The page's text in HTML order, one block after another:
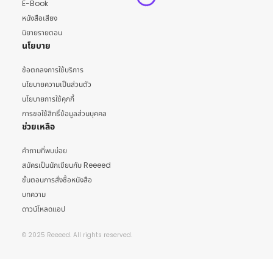
E-Book
หนังสือเสียง
นิยายรายตอน
นโยบาย
ข้อตกลงการใช้บริการ
นโยบายความเป็นส่วนตัว
นโยบายการใช้คุกกี้
การขอใช้สิทธิ์ข้อมูลส่วนบุคคล
ช่วยเหลือ
คำถามที่พบบ่อย
สมัครเป็นนักเขียนกับ Reeeed
ขั้นตอนการสั่งซื้อหนังสือ
บทความ
ดาวน์โหลดแอป
© 2025 Reeeed. All rights reserved.